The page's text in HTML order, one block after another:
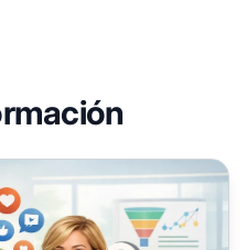
Importantes para el